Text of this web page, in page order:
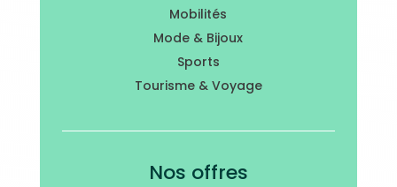
Mobilités
Mode & Bijoux
Sports
Tourisme & Voyage
Nos offres